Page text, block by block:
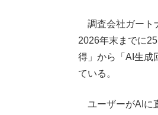
調査会社ガート
2026年末までに
得」から「AI生成
ている。
ユーザーがAIに